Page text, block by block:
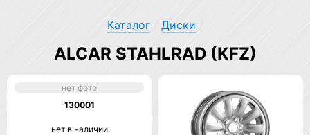
Каталог/ Диски
ALCAR STAHLRAD (KFZ)
нет фото
130001
нет в наличии